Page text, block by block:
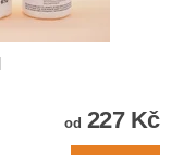
od 227 Kč